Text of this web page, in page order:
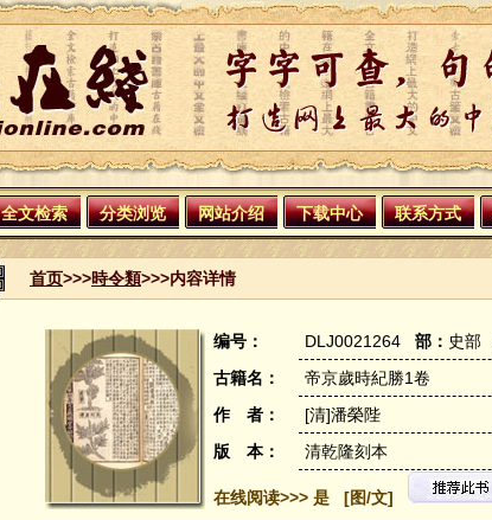
全文检索 分类浏览 网站介绍 下载中心 联系方式
首页>>>時令類>>>内容详情
编号： DLJ0021264 部： 史部
古籍名：
帝京歲時紀勝1卷
作 者：
[清]潘榮陛
版 本：
清乾隆刻本
在线阅读>>> 是 [图/文]